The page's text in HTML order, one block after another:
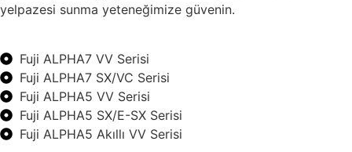
yelpazesi sunma yeteneğimize güvenin.
Fuji ALPHA7 VV Serisi
Fuji ALPHA7 SX/VC Serisi
Fuji ALPHA5 VV Serisi
Fuji ALPHA5 SX/E-SX Serisi
Fuji ALPHA5 Akıllı VV Serisi